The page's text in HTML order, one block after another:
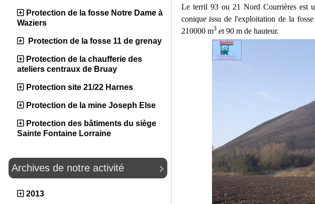
Protection de la fosse Notre Dame à
Waziers
Protection de la fosse 11 de grenay
Protection de la chaufferie des
ateliers centraux de Bruay
Protection site 21/22 Harnes
Protection de la mine Joseph Else
Protection des bâtiments du siège
Sainte Fontaine Lorraine
Archives de notre activité
2013
Le terril 93 ou 21 Nord Courrières est
conique issu de l'exploitation de la
210000 m3et 90 m de hauteur.